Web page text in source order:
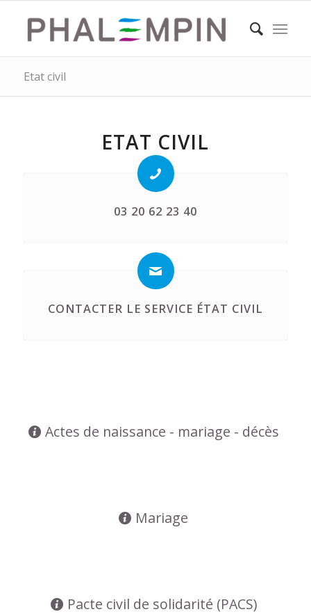
Etat civil
ETAT CIVIL
03 20 62 23 40
CONTACTER LE SERVICE ÉTAT CIVIL
Actes de naissance - mariage - décès
Mariage
Pacte civil de solidarité (PACS)